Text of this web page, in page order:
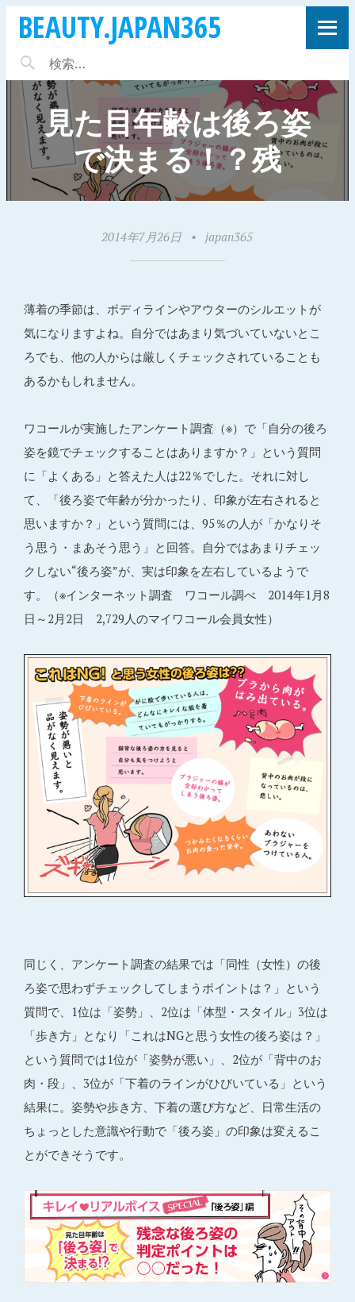
BEAUTY.JAPAN365
見た目年齢は後ろ姿
で決まる！？残
2014年7月26日 • japan365
薄着の季節は、ボディラインやアウターのシルエットが
気になりますよね。自分ではあまり気づいていないとこ
ろでも、他の人からは厳しくチェックされていることも
あるかもしれません。
ワコールが実施したアンケート調査（※）で「自分の後ろ
姿を鏡でチェックすることはありますか？」という質問
に「よくある」と答えた人は22％でした。それに対し
て、「後ろ姿で年齢が分かったり、印象が左右されると
思いますか？」という質問には、95％の人が「かなりそ
う思う・まあそう思う」と回答。自分ではあまりチェッ
クしない“後ろ姿”が、実は印象を左右しているようで
す。（※インターネット調査 ワコール調べ 2014年1月8
日～2月2日 2,729人のマイワコール会員女性）
同じく、アンケート調査の結果では「同性（女性）の後
ろ姿で思わずチェックしてしまうポイントは？」という
質問で、1位は「姿勢」、2位は「体型・スタイル」3位は
「歩き方」となり「これはNGと思う女性の後ろ姿は？」
という質問では1位が「姿勢が悪い」、2位が「背中のお
肉・段」、3位が「下着のラインがひびいている」という
結果に。姿勢や歩き方、下着の選び方など、日常生活の
ちょっとした意識や行動で「後ろ姿」の印象は変えるこ
とができそうです。